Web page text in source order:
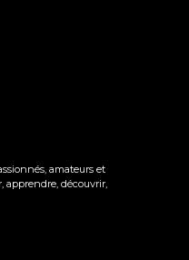
amateurs et
apprendre, découvrir,